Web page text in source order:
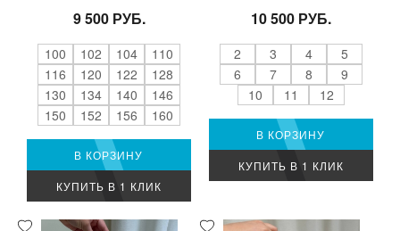
9 500 РУБ.
100 102 104
110
116
120 122
128
130
134 140
146
150
152 156 160
В КОРЗИНУ
КУПИТЬ В 1 КЛИК
10 500 РУБ.
2 3 4
5
6
7 8
9
10
11 12
В КОРЗИНУ
КУПИТЬ В 1 КЛИК